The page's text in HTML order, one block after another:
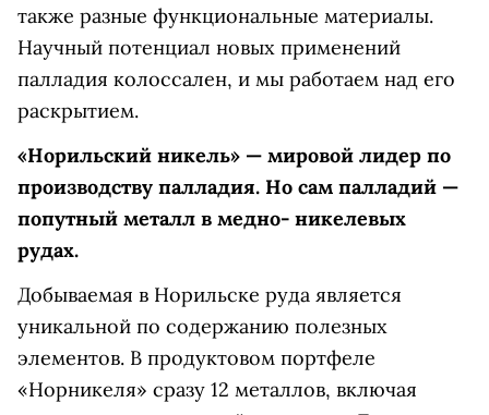
также разные функ­циональные материалы.
Научный потенциал новых применений
палладия колоссален, и мы работаем над его
раскрытием.
«Норильский никель» — мировой лидер по
производству палладия. Но сам палладий —
попутный металл в медно- никелевых
рудах.
Добываемая в Норильске руда является
уникальной по содержанию полезных
элементов. В продуктовом портфеле
«Норникеля» сразу 12 металлов, включая